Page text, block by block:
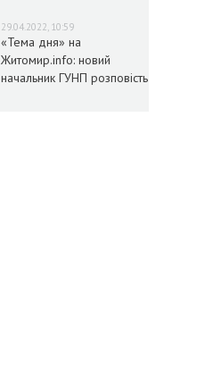
29.04.2022, 10:59
«Тема дня» на
Житомир.info: новий
начальник ГУНП розповість